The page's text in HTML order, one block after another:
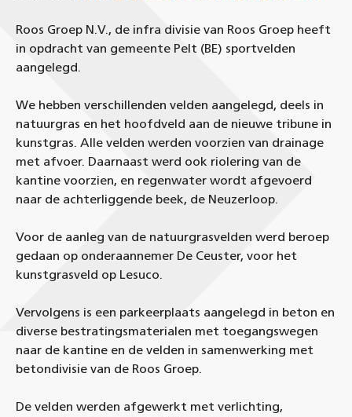
Roos Groep N.V., de infra divisie van Roos Groep heeft
in opdracht van gemeente Pelt (BE) sportvelden
aangelegd.
We hebben verschillenden velden aangelegd, deels in
natuurgras en het hoofdveld aan de nieuwe tribune in
kunstgras. Alle velden werden voorzien van drainage
met afvoer. Daarnaast werd ook riolering van de
kantine voorzien, en regenwater wordt afgevoerd
naar de achterliggende beek, de Neuzerloop.
Voor de aanleg van de natuurgrasvelden werd beroep
gedaan op onderaannemer De Ceuster, voor het
kunstgrasveld op Lesuco.
Vervolgens is een parkeerplaats aangelegd in beton en
diverse bestratingsmaterialen met toegangswegen
naar de kantine en de velden in samenwerking met
betondivisie van de Roos Groep.
De velden werden afgewerkt met verlichting,